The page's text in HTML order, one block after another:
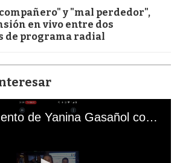
y "mal perdedor",
en vivo entre dos
de programa radial
El mal momento de Yanina Gasañol con un hincha argentino en "Subrayado"